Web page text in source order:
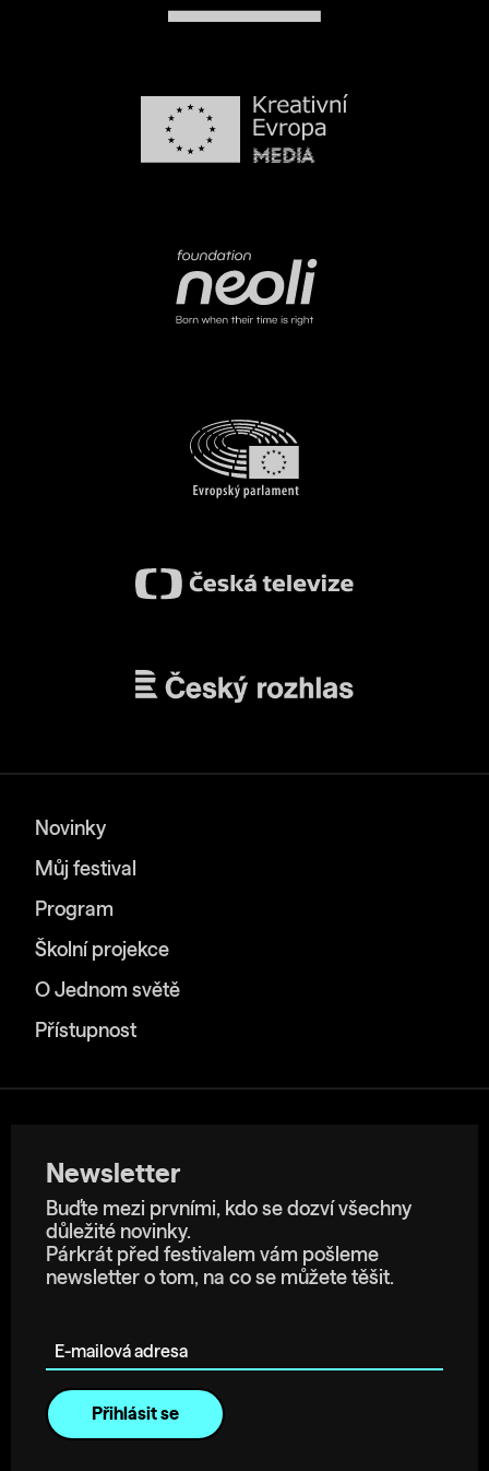
Novinky
Můj festival
Program
Školní projekce
O Jednom světě
Přístupnost
Newsletter
Buďte mezi prvními, kdo se dozví všechny
důležité novinky.
Párkrát před festivalem vám pošleme
newsletter o tom, na co se můžete těšit.